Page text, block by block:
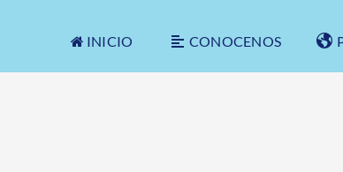
INICIO CONOCENOS